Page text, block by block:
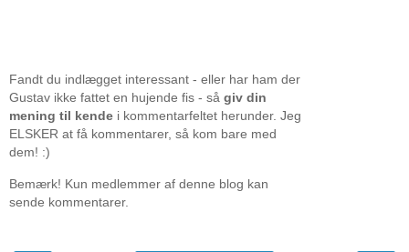
Fandt du indlægget interessant - eller har ham der
Gustav ikke fattet en hujende fis - så giv din
mening til kende i kommentarfeltet herunder. Jeg
ELSKER at få kommentarer, så kom bare med
dem! :)
Bemærk! Kun medlemmer af denne blog kan
sende kommentarer.